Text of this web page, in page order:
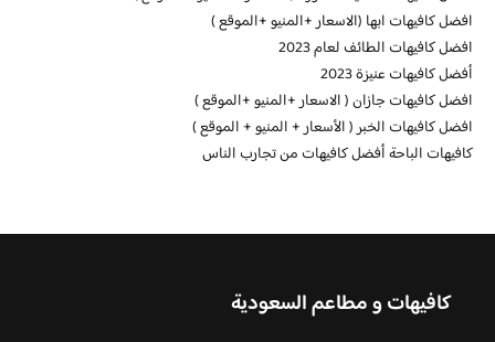
افضل كافيهات ابها (الاسعار +المنيو +الموقع )
افضل كافيهات الطائف لعام 2023
أفضل كافيهات عنيزة 2023
افضل كافيهات جازان ( الاسعار +المنيو +الموقع )
افضل كافيهات الخبر ( الأسعار + المنيو + الموقع )
كافيهات الباحة أفضل كافيهات من تجارب الناس
كافيهات و مطاعم السعودية